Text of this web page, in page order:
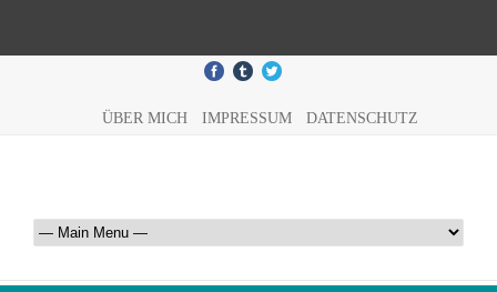
ÜBER MICH IMPRESSUM DATENSCHUTZ